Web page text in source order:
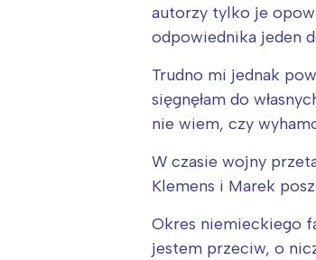
autorzy tylko je
odpowiednika jeden
Trudno mi jednak
sięgnęłam do
nie wiem, czy
W czasie wojny
Klemens i Marek
Okres niemieckiego
jestem przeciw, o